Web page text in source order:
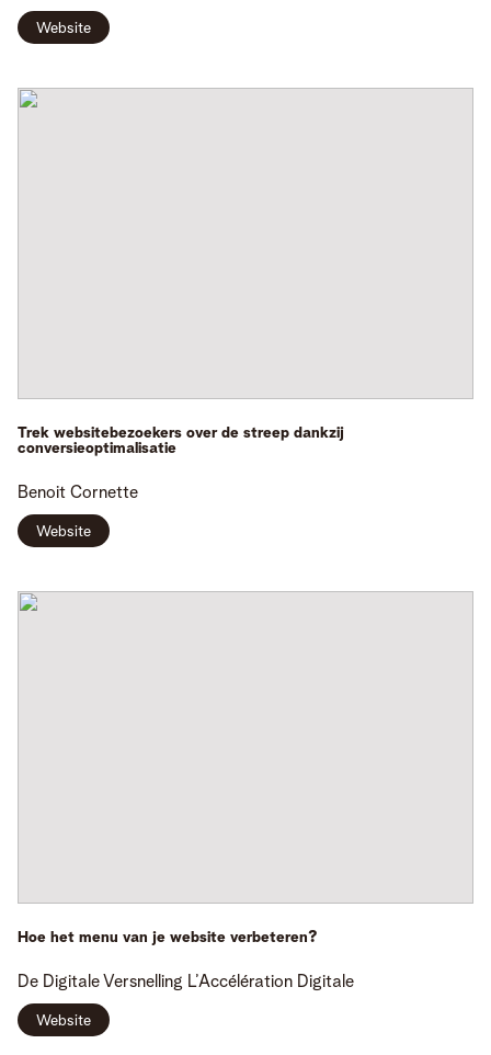
Website
Trek websitebezoekers over de streep dankzij
conversieoptimalisatie
Benoit Cornette
Website
Hoe het menu van je website verbeteren?
De Digitale Versnelling L’Accélération Digitale
Website